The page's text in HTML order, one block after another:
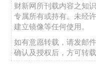
财新网所刊载内容之知
专属所有或持有。未经
建立镜像等任何使用。
如有意愿转载，请发邮
确认及授权后，方可转载